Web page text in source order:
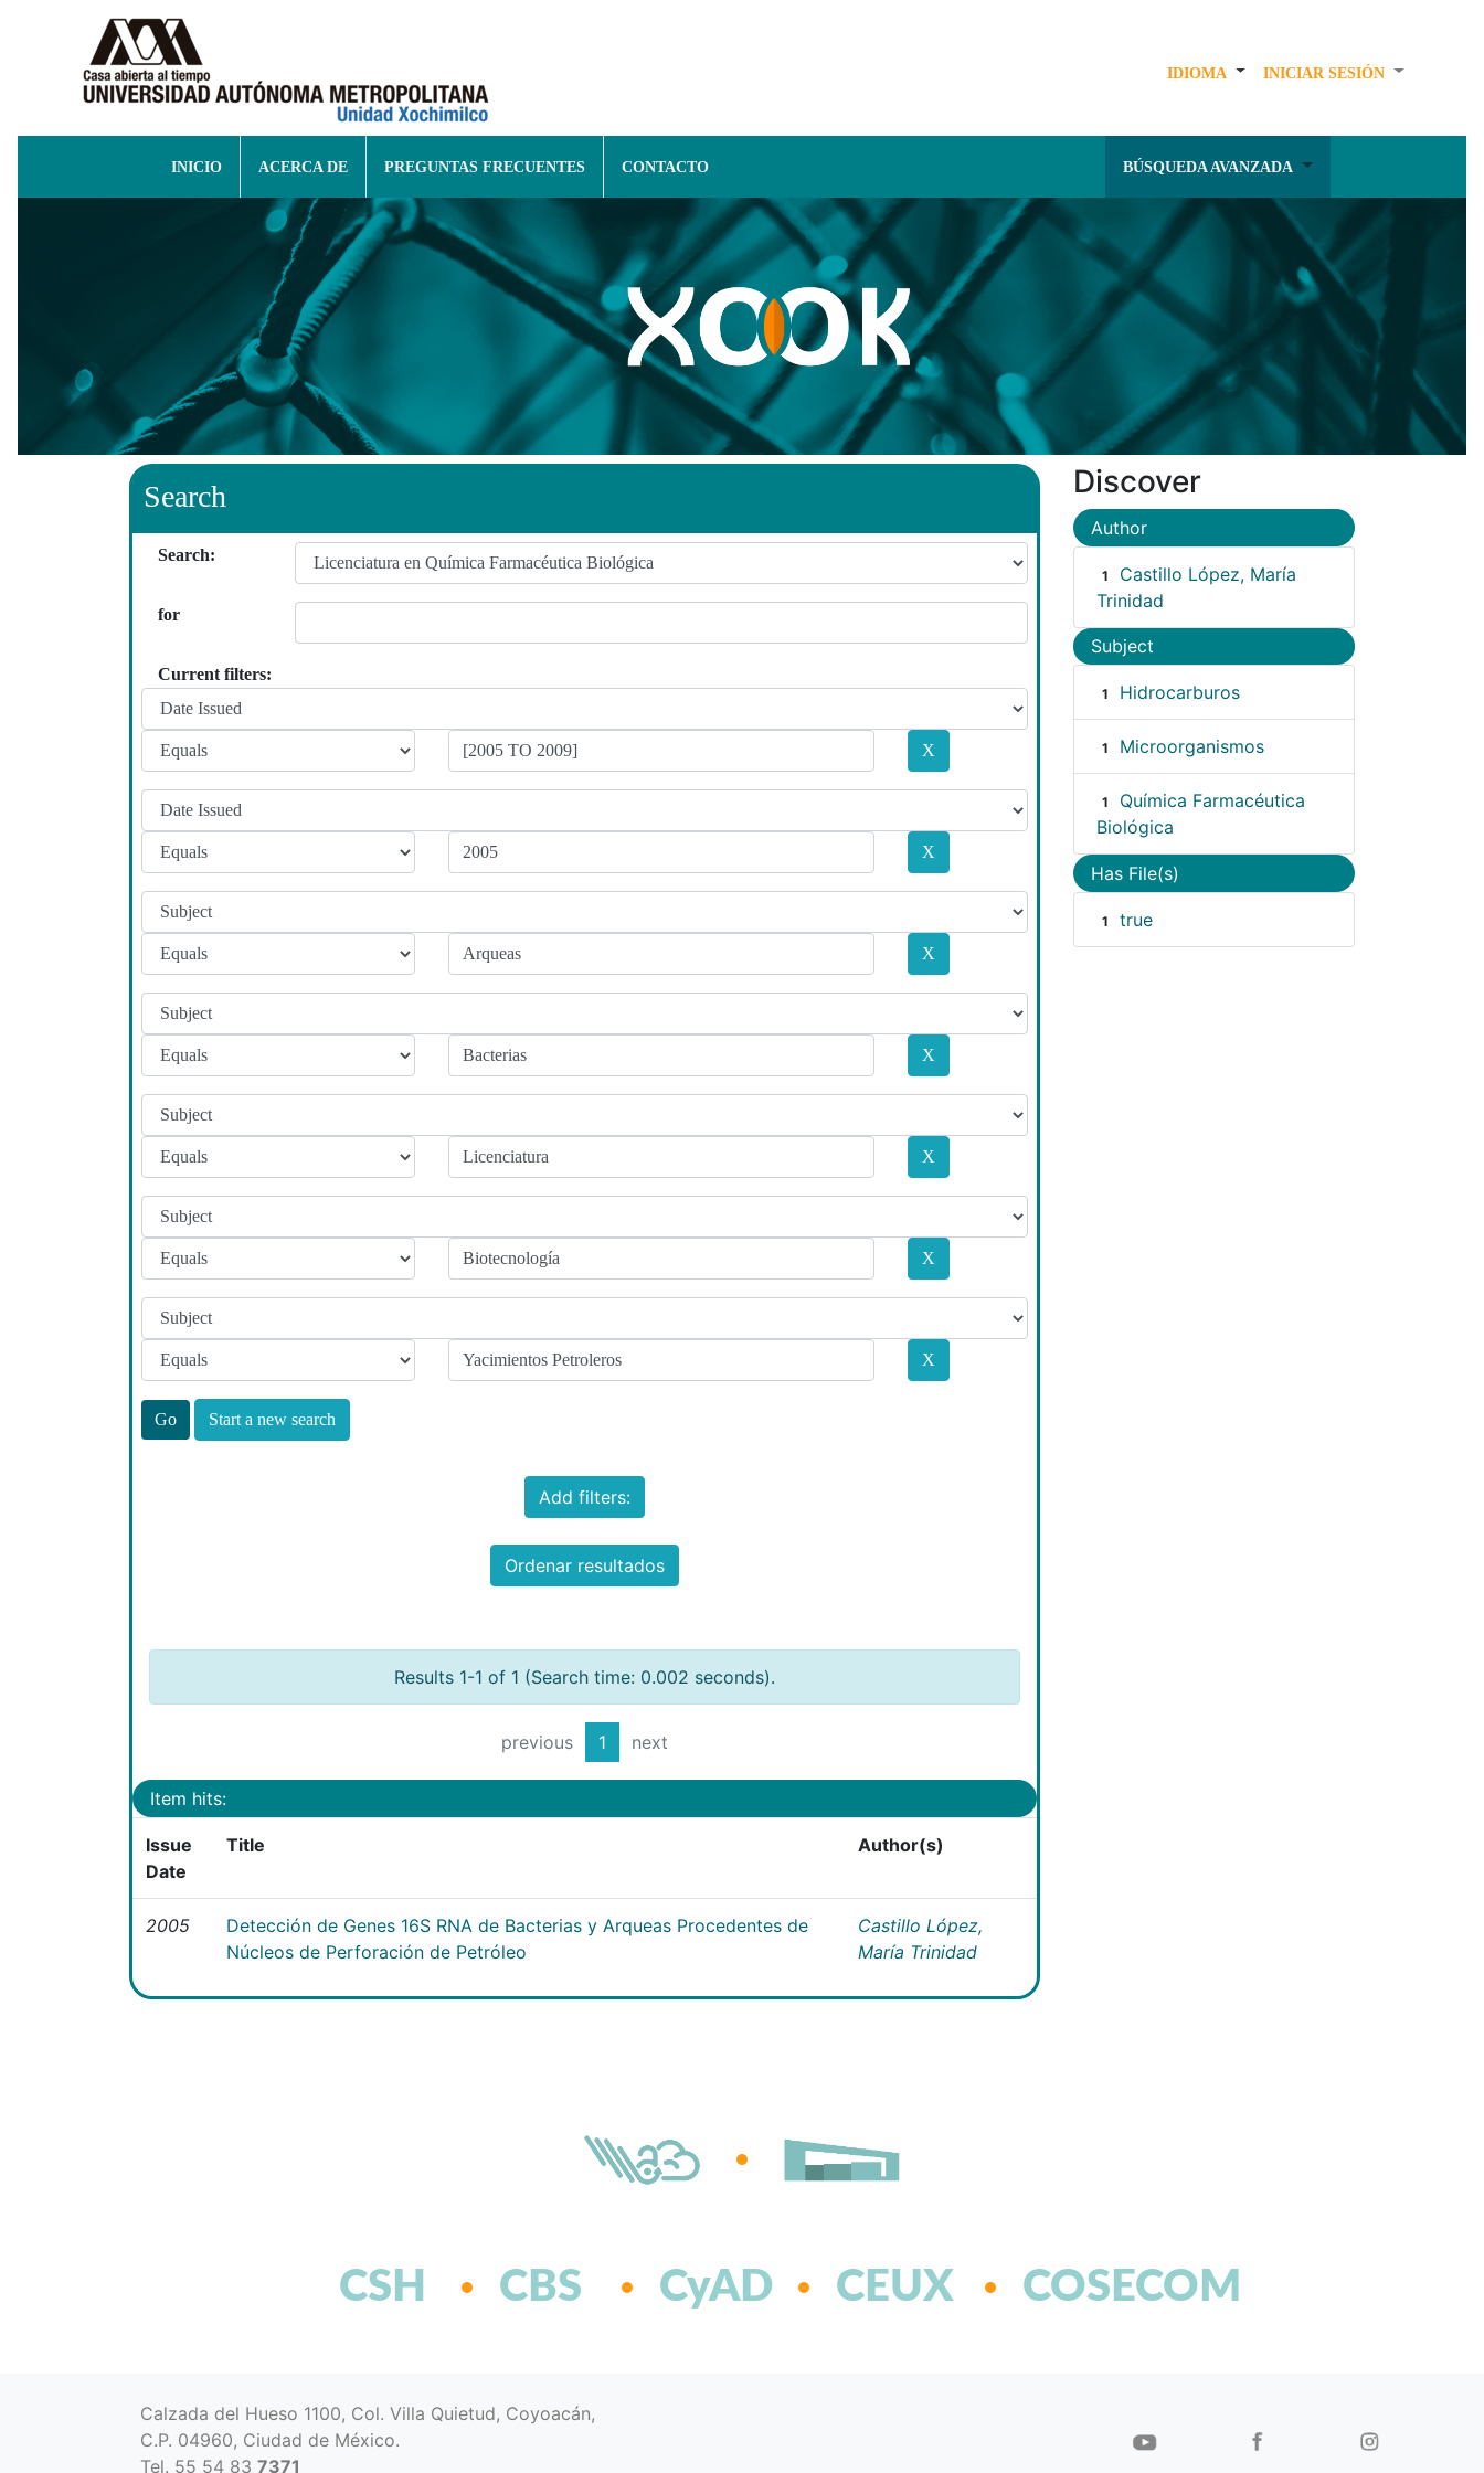
IDIOMA INICIAR SESIÓN
INICIO ACERCA DE PREGUNTAS FRECUENTES CONTACTO BÚSQUEDA AVANZADA
Search
Search:
for
Current filters:
Start a new search
Add filters:
Ordenar resultados
Results 1-1 of 1 (Search time: 0.002 seconds).
previous 1 next
Item hits:
Issue
Date
Title Author(s)
2005
Detección de Genes 16S RNA de Bacterias y Arqueas Procedentes de
Núcleos de Perforación de Petróleo
Castillo López,
María Trinidad
Discover
Author
1
Castillo López, María
Trinidad
Subject
1 Hidrocarburos
1 Microorganismos
1
Química Farmacéutica
Biológica
Has File(s)
1 true
CSH CBS CyAD CEUX COSECOM
Calzada del Hueso 1100, Col. Villa Quietud, Coyoacán,
C.P. 04960, Ciudad de México.
Tel. 55 54 83 7371